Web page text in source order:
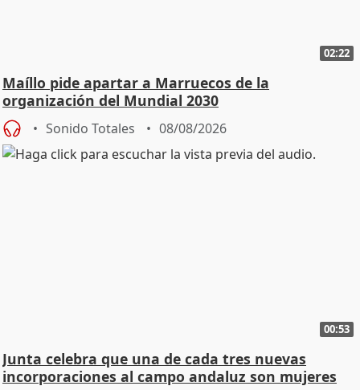
02:22
Maíllo pide apartar a Marruecos de la
organización del Mundial 2030
Sonido Totales 08/08/2026
00:53
Junta celebra que una de cada tres nuevas
incorporaciones al campo andaluz son mujeres